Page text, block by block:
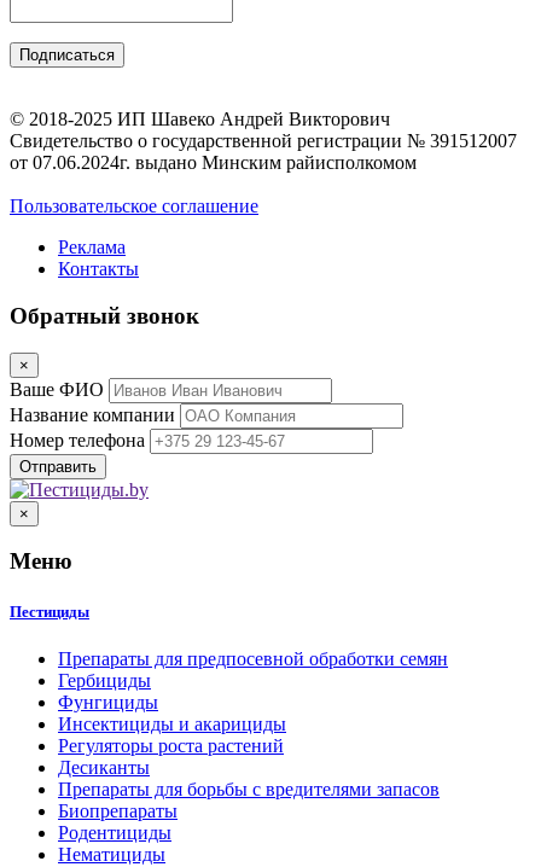
© 2018-2025 ИП Шавеко Андрей Викторович
Свидетельство о государственной регистрации № 391512007
от 07.06.2024г. выдано Минским райисполкомом
Пользовательское соглашение
Реклама
Контакты
Обратный звонок
×
Ваше ФИО
Название компании
Номер телефона
×
Меню
Пестициды
Препараты для предпосевной обработки семян
Гербициды
Фунгициды
Инсектициды и акарициды
Регуляторы роста растений
Десиканты
Препараты для борьбы с вредителями запасов
Биопрепараты
Родентициды
Нематициды